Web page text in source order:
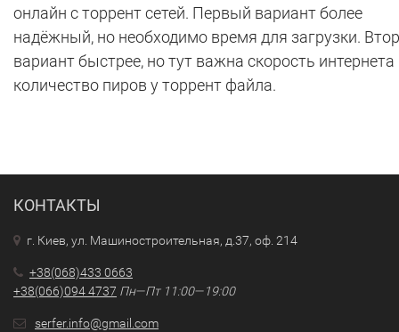
онлайн с торрент сетей. Первый вариант более
надёжный, но необходимо время для загрузки.
вариант быстрее, но тут важна скорость интернета
количество пиров у торрент файла.
КОНТАКТЫ
г. Киев, ул. Машиностроительная, д.37, оф. 214
+38(068)433 0663
+38(066)094 4737 Пн—Пт 11:00—19:00
serfer.info@gmail.com